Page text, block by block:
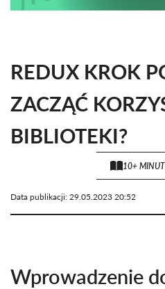
REDUX KROK
ZACZĄĆ
BIBLIOTEKI?
10+ MINUT
Data publikacji: 29.05.2023 20:52
Wprowadzenie